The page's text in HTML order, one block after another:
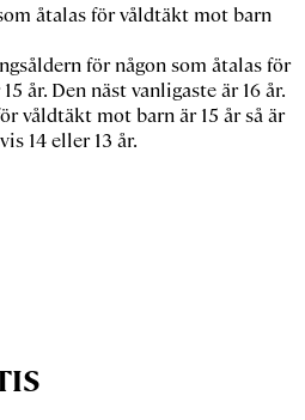
åtalas för våldtäkt mot barn
för någon som åtalas för
år. Den näst vanligaste är 16 år.
våldtäkt mot barn är 15 år så är
14 eller 13 år.